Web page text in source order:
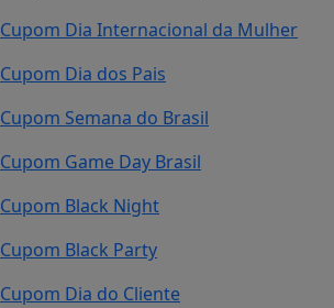
Cupom Dia Internacional da Mulher
Cupom Dia dos Pais
Cupom Semana do Brasil
Cupom Game Day Brasil
Cupom Black Night
Cupom Black Party
Cupom Dia do Cliente